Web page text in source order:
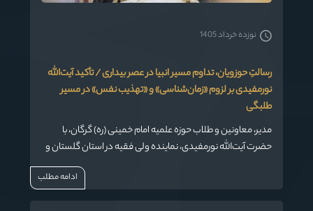
رسالتِ حوزویان، تداوم مسیر انبیا در عصر بیداری / تأکید آیت‌الله
نورمفیدی بر لزوم «زمان‌شناسی» و «تهذیب نفس» در مسیر
طلبگی
مدیر، معاونین و طلاب حوزه علمیه امام خمینی (ره) گرگان، با
حضرت آیت‌الله نورمفیدی، نماینده ولی فقیه در استان گلستان و
مؤسس این حوزه علمیه دیدار و گفتگو کردند. ایشان در این
نشست صمیمانه، ضمن تبیین جایگاه رفیع و حساس طلبگی،
نوزده خرداد 1405
ادامه مطلب